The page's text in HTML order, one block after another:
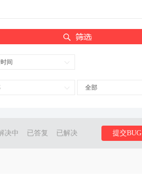
间
全部
决中 已答复 已解决 提交BUG